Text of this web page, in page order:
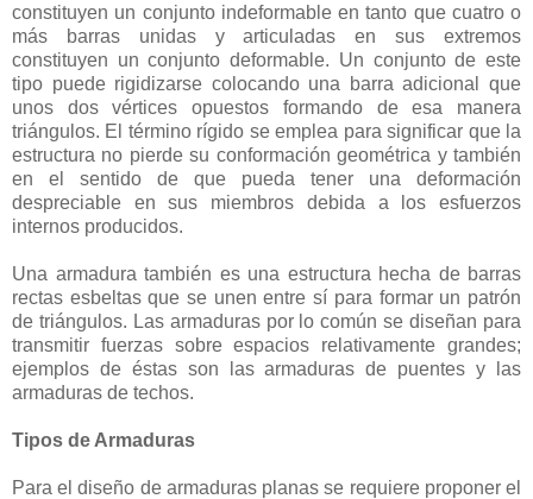
constituyen un conjunto indeformable en tanto que cuatro o
más barras unidas y articuladas en sus extremos
constituyen un conjunto deformable. Un conjunto de este
tipo puede rigidizarse colocando una barra adicional que
unos dos vértices opuestos formando de esa manera
triángulos. El término rígido se emplea para significar que la
estructura no pierde su conformación geométrica y también
en el sentido de que pueda tener una deformación
despreciable en sus miembros debida a los esfuerzos
internos producidos.
Una armadura también es una estructura hecha de barras
rectas esbeltas que se unen entre sí para formar un patrón
de triángulos. Las armaduras por lo común se diseñan para
transmitir fuerzas sobre espacios relativamente grandes;
ejemplos de éstas son las armaduras de puentes y las
armaduras de techos.
Tipos de Armaduras
Para el diseño de armaduras planas se requiere proponer el